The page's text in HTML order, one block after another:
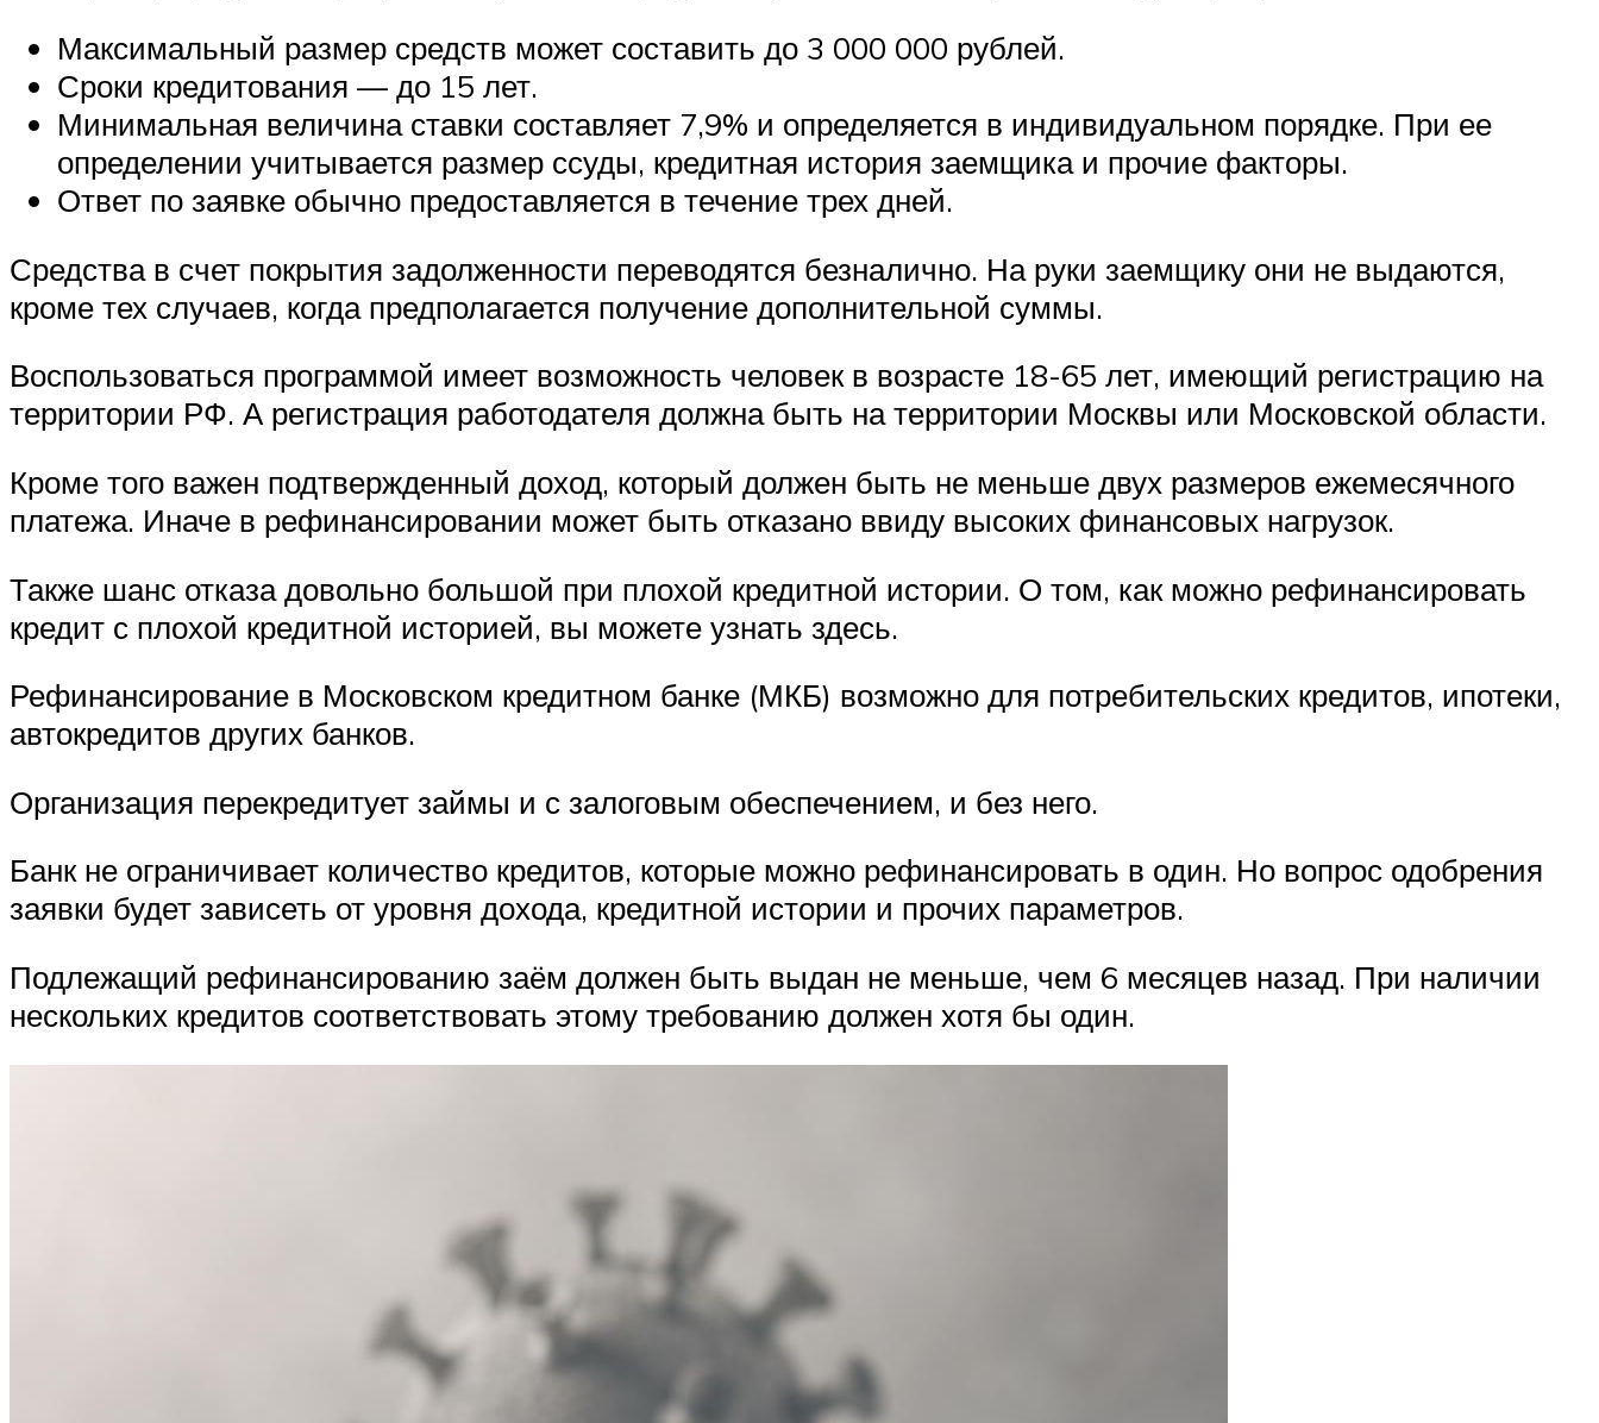
Максимальный размер средств может составить до 3 000 000 рублей.
Сроки кредитования — до 15 лет.
Минимальная величина ставки составляет 7,9% и определяется в индивидуальном порядке. При ее
определении учитывается размер ссуды, кредитная история заемщика и прочие факторы.
Ответ по заявке обычно предоставляется в течение трех дней.
Средства в счет покрытия задолженности переводятся безналично. На руки заемщику они не выдаются,
кроме тех случаев, когда предполагается получение дополнительной суммы.
Воспользоваться программой имеет возможность человек в возрасте 18-65 лет, имеющий регистрацию на
территории РФ. А регистрация работодателя должна быть на территории Москвы или Московской области.
Кроме того важен подтвержденный доход, который должен быть не меньше двух размеров ежемесячного
платежа. Иначе в рефинансировании может быть отказано ввиду высоких финансовых нагрузок.
Также шанс отказа довольно большой при плохой кредитной истории. О том, как можно рефинансировать
кредит с плохой кредитной историей, вы можете узнать здесь.
Рефинансирование в Московском кредитном банке (МКБ) возможно для потребительских кредитов, ипотеки,
автокредитов других банков.
Организация перекредитует займы и с залоговым обеспечением, и без него.
Банк не ограничивает количество кредитов, которые можно рефинансировать в один. Но вопрос одобрения
заявки будет зависеть от уровня дохода, кредитной истории и прочих параметров.
Подлежащий рефинансированию заём должен быть выдан не меньше, чем 6 месяцев назад. При наличии
нескольких кредитов соответствовать этому требованию должен хотя бы один.